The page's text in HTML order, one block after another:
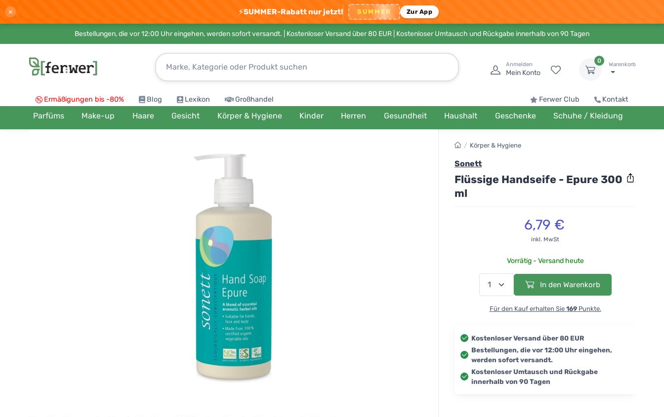
× ⚡SUMMER-Rabatt nur jetzt! SUMMER Zur App
Bestellungen, die vor 12:00 Uhr eingehen, werden sofort versandt. | Kostenloser Versand über 80 EUR | Kostenloser Umtausch und Rückgabe innerhalb von 90 Tagen
Anmelden
Mein Konto
0
Warenkorb
Ermäßigungen bis -80% Blog Lexikon Großhandel Ferwer Club Kontakt
Parfüms Make-up Haare Gesicht Körper & Hygiene Kinder Herren Gesundheit Haushalt Geschenke Schuhe / Kleidung
/ Körper & Hygiene
Sonett
Flüssige Handseife - Epure 300
ml
6,79 €
inkl. MwSt
Vorrätig - Versand heute
In den Warenkorb
Für den Kauf erhalten Sie 169Punkte.
Kostenloser Versand über 80 EUR
Bestellungen, die vor 12:00 Uhr eingehen,
werden sofort versandt.
Kostenloser Umtausch und Rückgabe
innerhalb von 90 Tagen